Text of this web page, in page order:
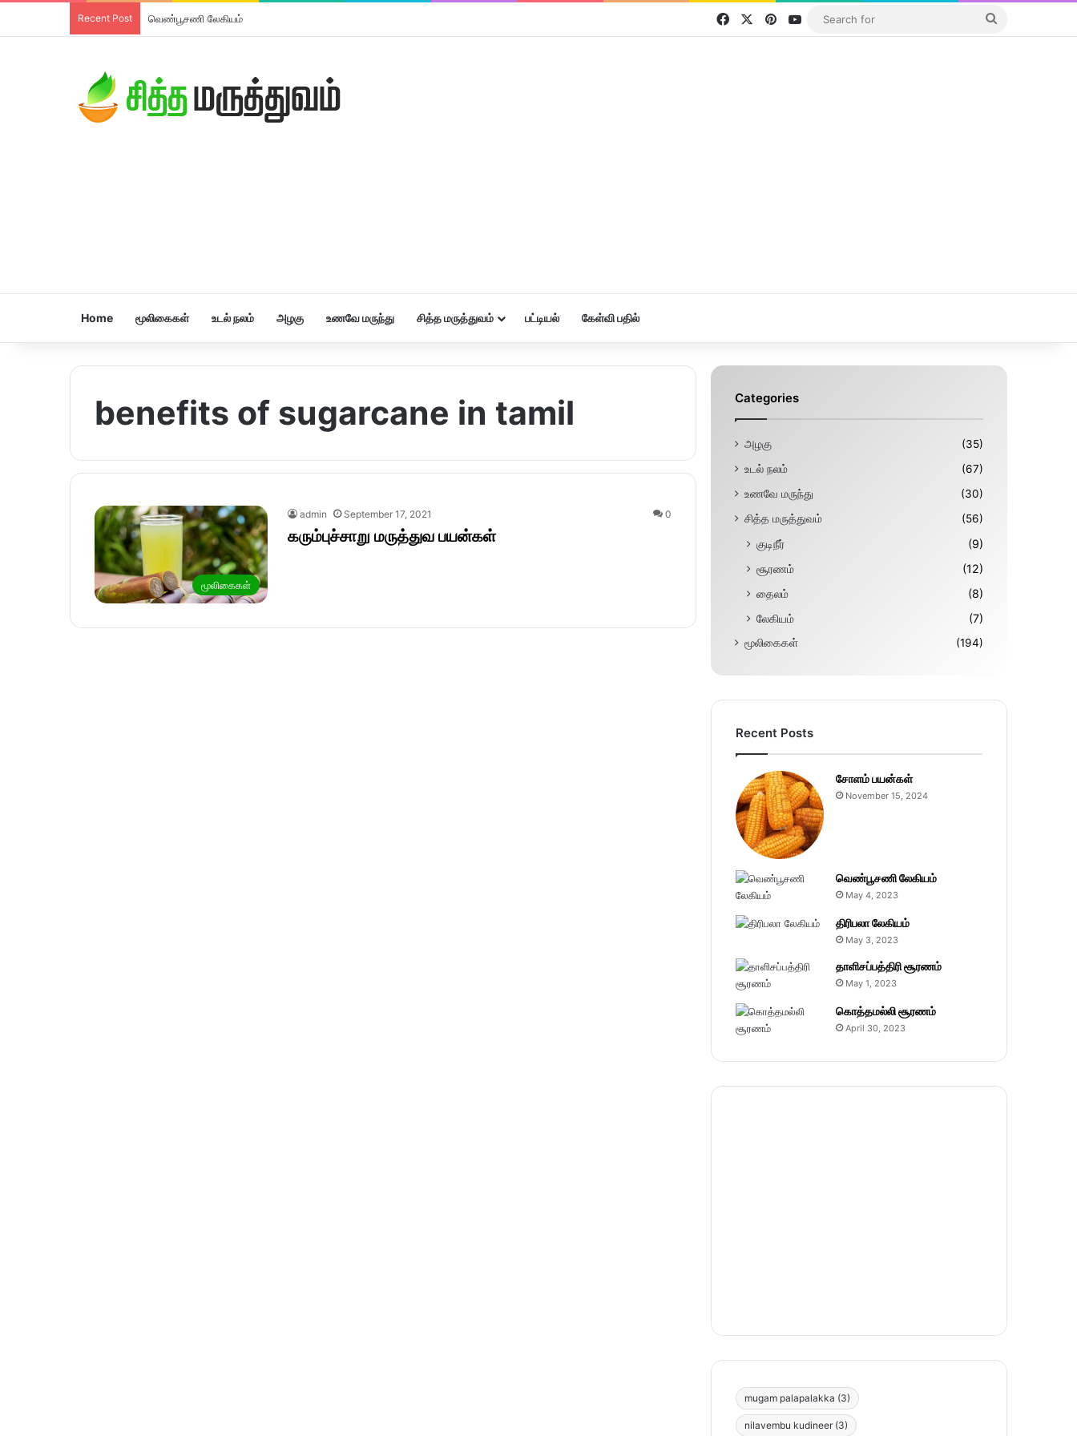
Recent Post வெண்பூசணி லேகியம் FacebookPinterestYouTube
Home மூலிகைகள் உடல் நலம் அழகு உணவே மருந்து சித்த மருத்துவம் பட்டியல் கேள்வி பதில்
benefits of sugarcane in tamil
மூலிகைகள்
admin September 17, 2021 0
கரும்புச்சாறு மருத்துவ பயன்கள்
Categories
அழகு
(35)
உடல் நலம்
(67)
உணவே மருந்து
(30)
சித்த மருத்துவம்
(56)
குடிநீர்
(9)
சூரணம்
(12)
தைலம்
(8)
லேகியம்
(7)
மூலிகைகள் (194)
Recent Posts
சோளம் பயன்கள்
November 15, 2024
வெண்பூசணி லேகியம்
May 4, 2023
திரிபலா லேகியம்
May 3, 2023
தாளிசப்பத்திரி சூரணம்
May 1, 2023
கொத்தமல்லி சூரணம்
April 30, 2023
mugam palapalakka (3)
nilavembu kudineer (3)